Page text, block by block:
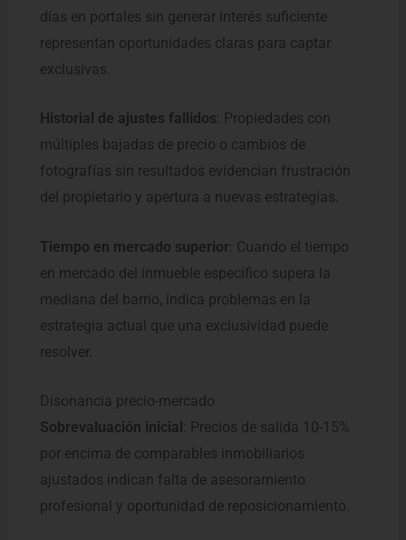
días en portales sin generar interés suficiente
representan oportunidades claras para captar
exclusivas.
Historial de ajustes fallidos : Propiedades con
múltiples bajadas de precio o cambios de
fotografías sin resultados evidencian frustración
del propietario y apertura a nuevas estrategias.
Tiempo en mercado superior : Cuando el tiempo
en mercado del inmueble específico supera la
mediana del barrio, indica problemas en la
estrategia actual que una exclusividad puede
resolver.
Disonancia precio-mercado
Sobrevaluación inicial
: Precios de salida 10-15%
por encima de comparables inmobiliarios
ajustados indican falta de asesoramiento
profesional y oportunidad de reposicionamiento.